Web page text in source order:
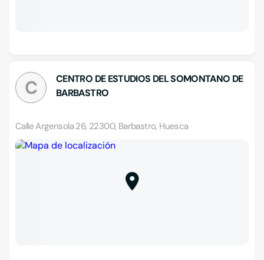
C
CENTRO DE ESTUDIOS DEL SOMONTANO DE
BARBASTRO
Calle Argensola 26, 22300, Barbastro, Huesca